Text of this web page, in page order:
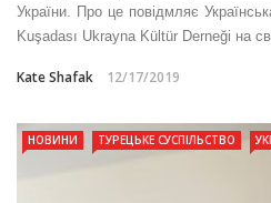
України. Про це повідмляє
Kuşadası Ukrayna Kültür Derneği на
Kate Shafak 12/17/2019
НОВИНИ ТУРЕЦЬКЕ СУСПІЛЬСТВО